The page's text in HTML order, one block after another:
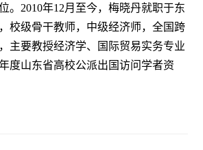
。2010年12月至今，梅晓丹就职于东
校级骨干教师，中级经济师，全国跨
主要教授经济学、国际贸易实务专业
度山东省高校公派出国访问学者资